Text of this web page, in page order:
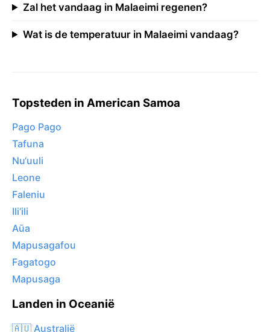
Zal het vandaag in Malaeimi regenen?
Wat is de temperatuur in Malaeimi vandaag?
Topsteden in American Samoa
Pago Pago
Tafuna
Nu‘uuli
Leone
Faleniu
Ili‘ili
Aūa
Mapusagafou
Fagatogo
Mapusaga
Landen in Oceanië
🇦🇺 Australië